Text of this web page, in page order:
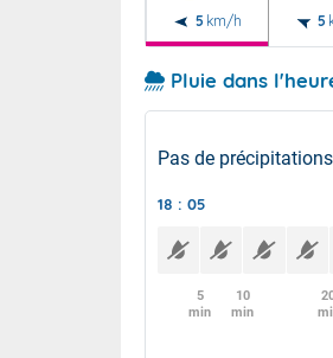
5 km/h 5
Pluie dans
Pas de précipitations
18 : 05
5
min
10
min